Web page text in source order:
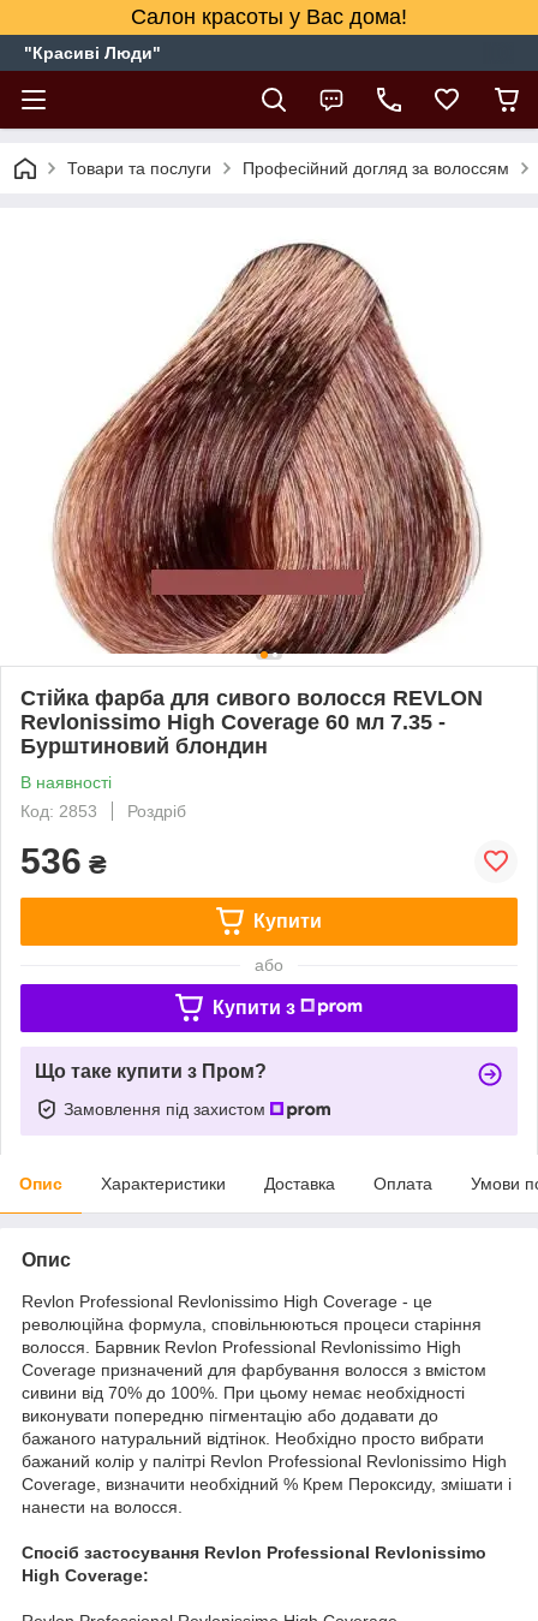
Салон красоты у Вас дома!
"Красиві Люди"
Товари та послуги Професійний догляд за волоссям
Стійка фарба для сивого волосся REVLON
Revlonissimo High Coverage 60 мл 7.35 -
Бурштиновий блондин
В наявності
Код: 2853
Роздріб
536 ₴
Купити
або
Купити з
Що таке купити з Пром?
Замовлення під захистом
Опис Характеристики Доставка Оплата Умови
Опис
Revlon Professional Revlonissimo High Coverage - це
революційна формула, сповільнюються процеси старіння
волосся. Барвник Revlon Professional Revlonissimo High
Coverage призначений для фарбування волосся з вмістом
сивини від 70% до 100%. При цьому немає необхідності
виконувати попередню пігментацію або додавати до
бажаного натуральний відтінок. Необхідно просто вибрати
бажаний колір у палітрі Revlon Professional Revlonissimo High
Coverage, визначити необхідний % Крем Пероксиду, змішати і
нанести на волосся.
Спосіб застосування Revlon Professional Revlonissimo
High Coverage: